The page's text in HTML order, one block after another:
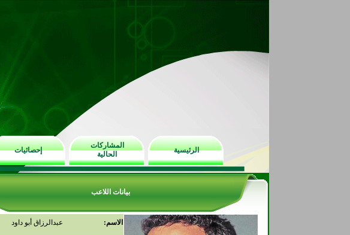
الرئيسية
المشاركات
الحالية
إحصائيات
بيانات اللاعب
الاسم: عبدالرزاق أبو داود